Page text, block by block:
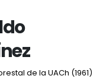
de la UACh (1961)